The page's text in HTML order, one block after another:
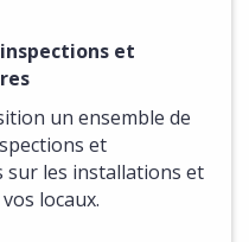
et
un ensemble de
et
les installations et
locaux.